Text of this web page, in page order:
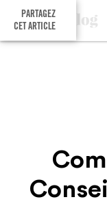
PARTAGEZ
CET ARTICLE